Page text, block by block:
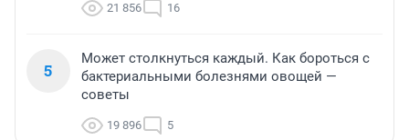
21 856 16
5
Может столкнуться каждый. Как бороться с
бактериальными болезнями овощей —
советы
19 896 5